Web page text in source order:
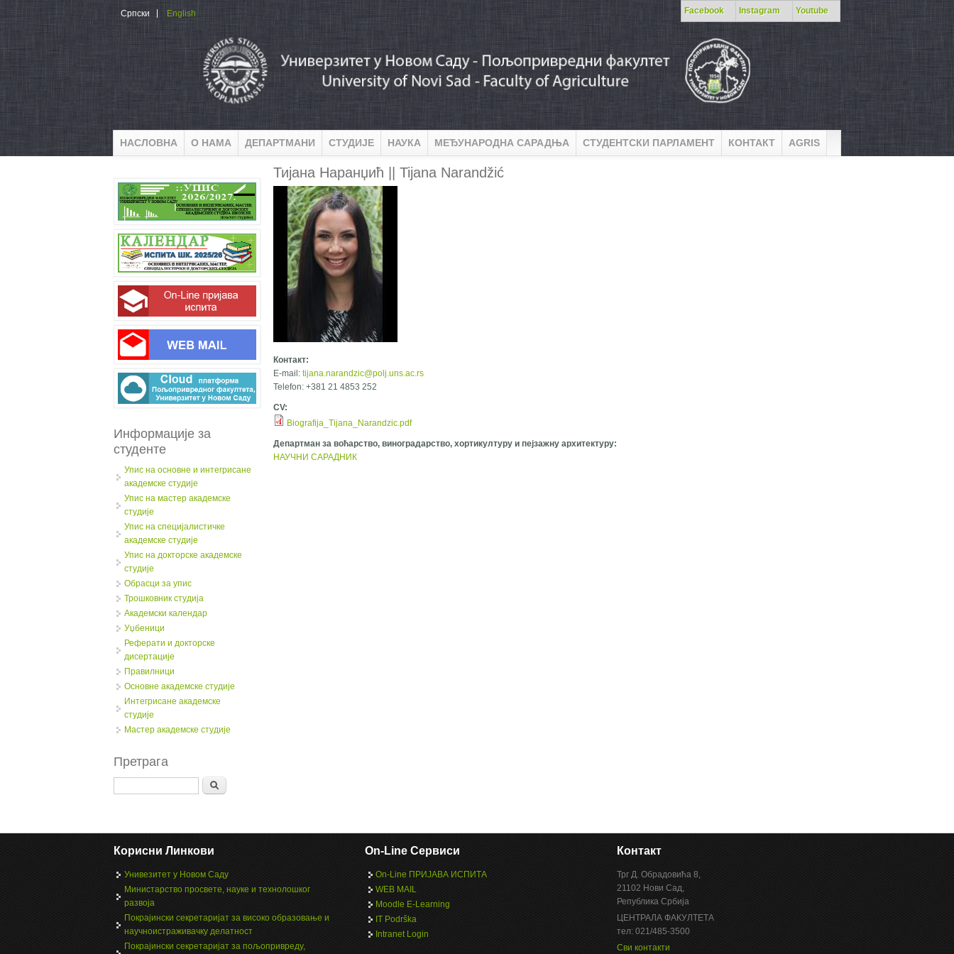
Skip to main content Facebook Instagram Youtube
Српски English
НАСЛОВНА О НАМА ДЕПАРТМАНИ СТУДИЈЕ НАУКА МЕЂУНАРОДНА САРАДЊА СТУДЕНТСКИ ПАРЛАМЕНТ КОНТАКТ AGRIS
Тијана Наранџић || Tijana Narandžić
Контакт:
E-mail: tijana.narandzic@polj.uns.ac.rs
Telefon: +381 21 4853 252
CV:
Biografija_Tijana_Narandzic.pdf
Департман за воћарство, виноградарство, хортикултуру и пејзажну архитектуру:
НАУЧНИ САРАДНИК
Информације за
студенте
Упис на основне и интегрисане
академске студије
Упис на мастер академске
студије
Упис на специјалистичке
академске студије
Упис на докторске академске
студије
Обрасци за упис
Трошковник студија
Академски календар
Уџбеници
Реферати и докторске
дисертације
Правилници
Oсновне академске студије
Интегрисане академске
студије
Мастер академске студије
Претрага
Корисни Линкови
Унивезитет у Новом Саду
Министарство просвете, науке и технолошког
развоја
Покрајински секретаријат за високо образовање и
научноистраживачку делатност
Покрајински секретаријат за пољопривреду,
On-Line Сервиси
On-Line ПРИЈАВА ИСПИТА
WEB MAIL
Moodle E-Learning
IT Podrška
Intranet Login
Контакт
Трг Д. Обрадовића 8,
21102 Нови Сад,
Република Србија
ЦЕНТРАЛА ФАКУЛТЕТА
тел: 021/485-3500
Сви контакти